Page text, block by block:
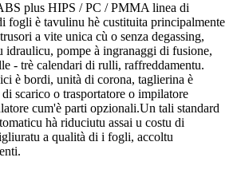
plus HIPS / PC / PMMA linea di
fogli è tavulinu hè custituita principalmente
a vite unica cù o senza degassing,
idraulicu, pompe à ingranaggi di fusione,
- trè calendari di rulli, raffreddamentu.
è bordi, unità di corona, taglierina è
scarico o trasportatore o impilatore
cum'è parti opzionali.Un tali standard
hà riduciutu assai u costu di
a qualità di i fogli, accoltu